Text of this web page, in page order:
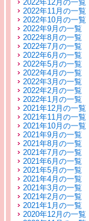
2022年12月の一覧
2022年11月の一覧
2022年10月の一覧
2022年9月の一覧
2022年8月の一覧
2022年7月の一覧
2022年6月の一覧
2022年5月の一覧
2022年4月の一覧
2022年3月の一覧
2022年2月の一覧
2022年1月の一覧
2021年12月の一覧
2021年11月の一覧
2021年10月の一覧
2021年9月の一覧
2021年8月の一覧
2021年7月の一覧
2021年6月の一覧
2021年5月の一覧
2021年4月の一覧
2021年3月の一覧
2021年2月の一覧
2021年1月の一覧
2020年12月の一覧